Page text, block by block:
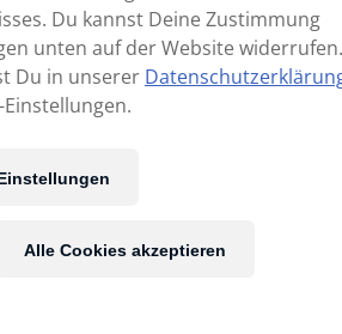
Du kannst Deine Zustimmung
unten auf der Website widerrufen.
Du in unserer
Alle Cookies akzeptieren